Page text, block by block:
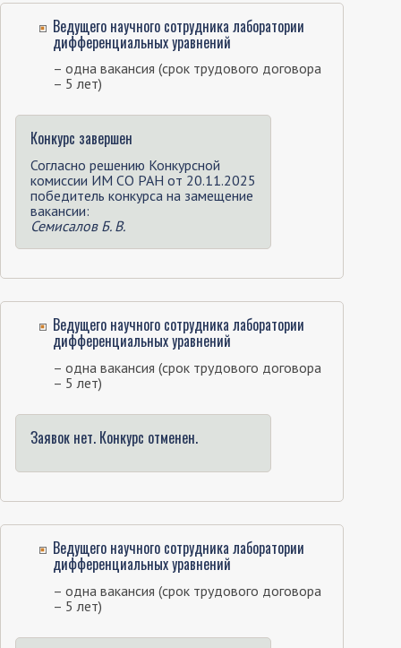
Ведущего научного сотрудника лаборатории
дифференциальных уравнений
– одна вакансия (срок трудового договора
– 5 лет)
Конкурс завершен
Согласно решению Конкурсной
комиссии ИМ СО РАН от 20.11.2025
победитель конкурса на замещение
вакансии:
Семисалов Б. В.
Ведущего научного сотрудника лаборатории
дифференциальных уравнений
– одна вакансия (срок трудового договора
– 5 лет)
Заявок нет. Конкурс отменен.
Ведущего научного сотрудника лаборатории
дифференциальных уравнений
– одна вакансия (срок трудового договора
– 5 лет)